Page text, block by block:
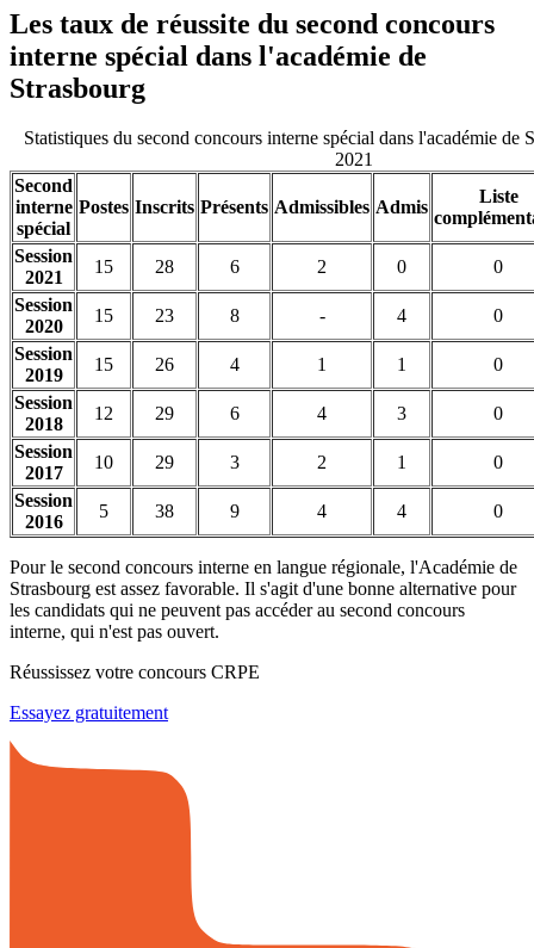
Les taux de réussite du second concours
interne spécial dans l'académie de
Strasbourg
Statistiques du second concours interne spécial dans l'académie de
2021
Second
interne
spécial
Postes Inscrits Présents Admissibles Admis
Liste
Session
2021
15 28 6 2 0
0
Session
2020
15 23 8 - 4
0
Session
2019
15 26 4 1 1
0
Session
2018
12 29 6 4 3
0
Session
2017
10 29 3 2 1
0
Session
2016
5 38 9 4 4 0
Pour le second concours interne en langue régionale, l'Académie de
Strasbourg est assez favorable. Il s'agit d'une bonne alternative pour
les candidats qui ne peuvent pas accéder au second concours
interne, qui n'est pas ouvert.
Réussissez votre concours CRPE
Essayez gratuitement